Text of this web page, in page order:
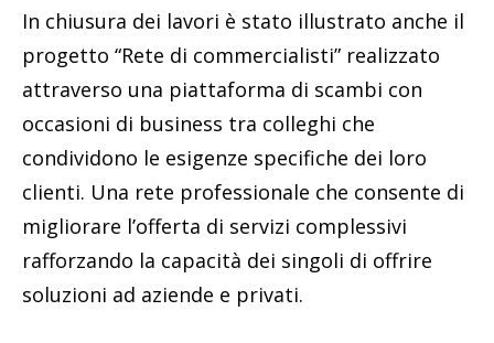
In chiusura dei lavori è stato illustrato anche il
progetto “Rete di commercialisti” realizzato
attraverso una piattaforma di scambi con
occasioni di business tra colleghi che
condividono le esigenze specifiche dei loro
clienti. Una rete professionale che consente di
migliorare l’offerta di servizi complessivi
rafforzando la capacità dei singoli di offrire
soluzioni ad aziende e privati.